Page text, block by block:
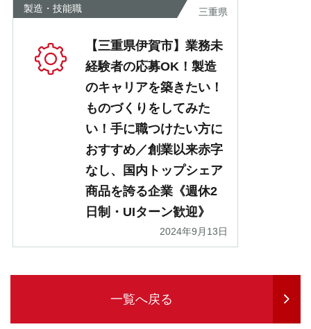
製造・技能職 三重県
【三重県伊賀市】業務未
経験者の応募OK！製造
のキャリアを築きたい！
ものづくりをしてみた
い！手に職つけたい方に
おすすめ／創業以来赤字
なし、国内トップシェア
商品を誇る企業《週休2
日制・UIターン歓迎》
2024年9月13日
一覧へ戻る